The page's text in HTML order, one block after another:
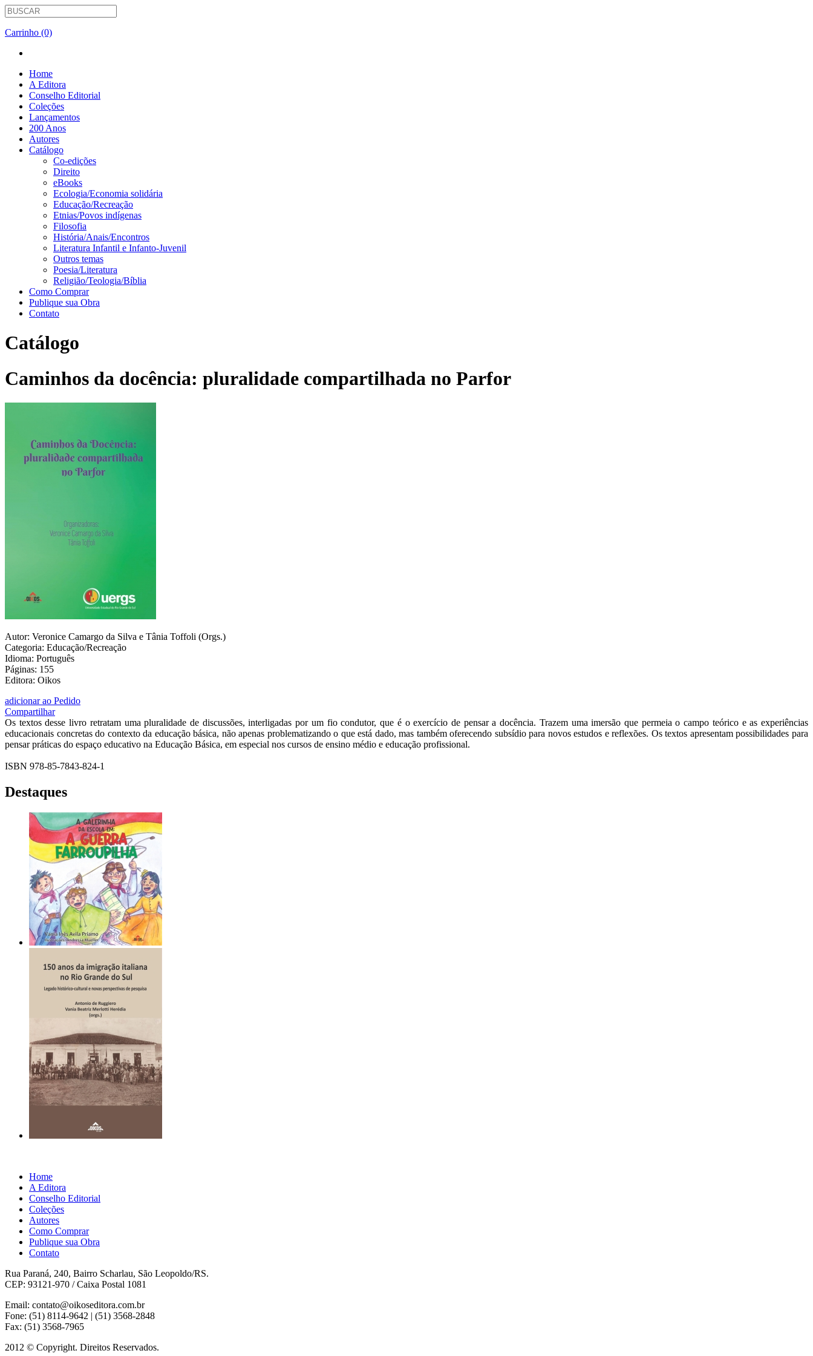
Carrinho (0)
Home
A Editora
Conselho Editorial
Coleções
Lançamentos
200 Anos
Autores
Catálogo
Co-edições
Direito
eBooks
Ecologia/Economia solidária
Educação/Recreação
Etnias/Povos indígenas
Filosofia
História/Anais/Encontros
Literatura Infantil e Infanto-Juvenil
Outros temas
Poesia/Literatura
Religião/Teologia/Bíblia
Como Comprar
Publique sua Obra
Contato
Catálogo
Caminhos da docência: pluralidade compartilhada no Parfor
Autor: Veronice Camargo da Silva e Tânia Toffoli (Orgs.)
Categoria: Educação/Recreação
Idioma: Português
Páginas: 155
Editora: Oikos
adicionar ao Pedido
Compartilhar
Os textos desse livro retratam uma pluralidade de discussões, interligadas por um fio condutor, que é o exercício de pensar a docência. Trazem uma imersão que permeia o campo teórico e as experiências
educacionais concretas do contexto da educação básica, não apenas problematizando o que está dado, mas também oferecendo subsídio para novos estudos e reflexões. Os textos apresentam possibilidades para
pensar práticas do espaço educativo na Educação Básica, em especial nos cursos de ensino médio e educação profissional.
ISBN 978-85-7843-824-1
Destaques
Home
A Editora
Conselho Editorial
Coleções
Autores
Como Comprar
Publique sua Obra
Contato
Rua Paraná, 240, Bairro Scharlau, São Leopoldo/RS.
CEP: 93121-970 / Caixa Postal 1081
Email: contato@oikoseditora.com.br
Fone: (51) 8114-9642 | (51) 3568-2848
Fax: (51) 3568-7965
2012 © Copyright. Direitos Reservados.